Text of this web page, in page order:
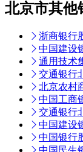
北京市其他
浙商银行
中国建设
通用技术
交通银行
北京农村
中国工商
交通银行
中国建设
中国银行
中国民生